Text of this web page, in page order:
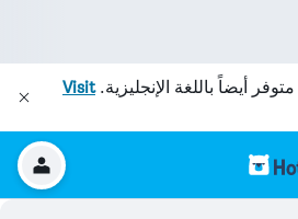
متوفر أيضاً باللغة الإنجليزية.Visit